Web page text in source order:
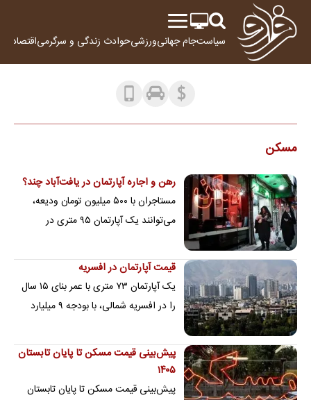
سیاستجام جهانیورزشیحوادث زندگی و سرگرمیاقتصاد
مسکن
رهن و اجاره آپارتمان در یافت‌آباد چند؟
مستاجران با ۵۰۰ میلیون تومان ودیعه،
می‌توانند یک آپارتمان ۹۵ متری در
این…
قیمت آپارتمان در افسریه
یک آپارتمان ۷۳ متری با عمر بنای ۱۵ سال
را در افسریه شمالی، با بودجه ۹ میلیارد
پیش‌بینی قیمت مسکن تا پایان تابستان
۱۴۰۵
پیش‌بینی قیمت مسکن تا پایان تابستان